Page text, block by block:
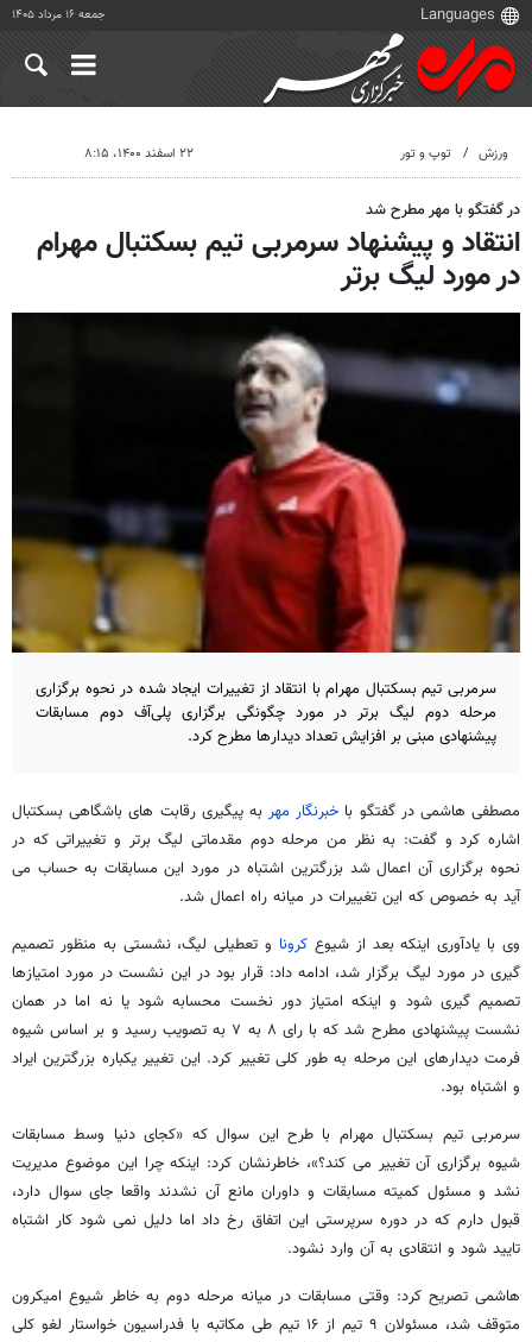
جمعه ۱۶ مرداد ۱۴۰۵
ورزش توپ و تور ۲۲ اسفند ۱۴۰۰، ۸:۱۵
در گفتگو با مهر مطرح شد
انتقاد و پیشنهاد سرمربی تیم بسکتبال مهرام
در مورد لیگ برتر
سرمربی تیم بسکتبال مهرام با انتقاد از تغییرات ایجاد شده در نحوه برگزاری
مرحله دوم لیگ برتر در مورد چگونگی برگزاری پلی‌آف دوم مسابقات
پیشنهادی مبنی بر افزایش تعداد دیدارها مطرح کرد.
مصطفی هاشمی در گفتگو با خبرنگار مهر به پیگیری رقابت های باشگاهی بسکتبال
اشاره کرد و گفت: به نظر من مرحله دوم مقدماتی لیگ برتر و تغییراتی که در
نحوه برگزاری آن اعمال شد بزرگترین اشتباه در مورد این مسابقات به حساب می
آید به خصوص که این تغییرات در میانه راه اعمال شد.
وی با یادآوری اینکه بعد از شیوع کرونا و تعطیلی لیگ، نشستی به منظور تصمیم
گیری در مورد لیگ برگزار شد، ادامه داد: قرار بود در این نشست در مورد امتیازها
تصمیم گیری شود و اینکه امتیاز دور نخست محسابه شود یا نه اما در همان
نشست پیشنهادی مطرح شد که با رای ۸ به ۷ به تصویب رسید و بر اساس شیوه
فرمت دیدارهای این مرحله به طور کلی تغییر کرد. این تغییر یکباره بزرگترین ایراد
و اشتباه بود.
سرمربی تیم بسکتبال مهرام با طرح این سوال که «کجای دنیا وسط مسابقات
شیوه برگزاری آن تغییر می کند؟»، خاطرنشان کرد: اینکه چرا این موضوع مدیریت
نشد و مسئول کمیته مسابقات و داوران مانع آن نشدند واقعا جای سوال دارد،
قبول دارم که در دوره سرپرستی این اتفاق رخ داد اما دلیل نمی شود کار اشتباه
تایید شود و انتقادی به آن وارد نشود.
هاشمی تصریح کرد: وقتی مسابقات در میانه مرحله دوم به خاطر شیوع امیکرون
متوقف شد، مسئولان ۹ تیم از ۱۶ تیم طی مکاتبه با فدراسیون خواستار لغو کلی